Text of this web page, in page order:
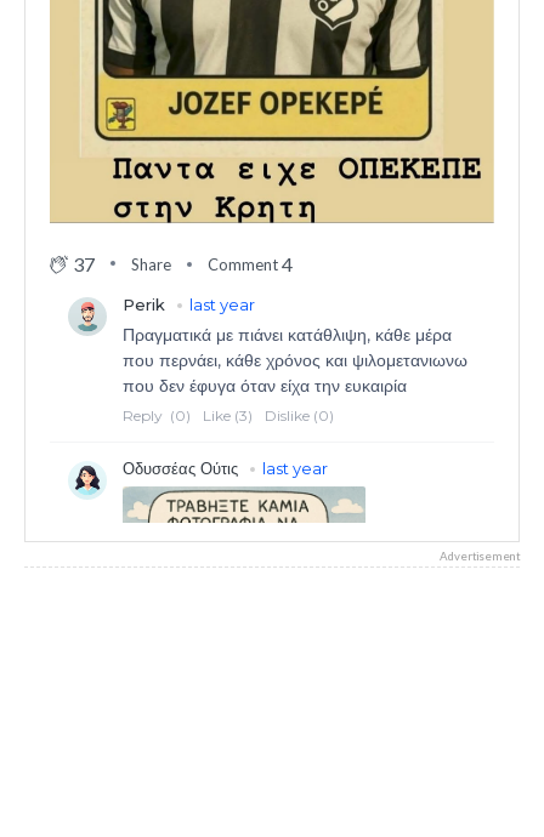
37 Share Comment4
Advertisement